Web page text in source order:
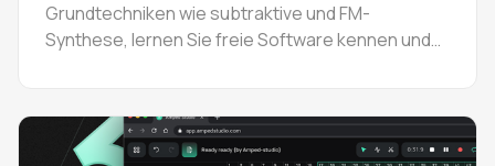
Grundtechniken wie subtraktive und FM-
Synthese, lernen Sie freie Software kennen und